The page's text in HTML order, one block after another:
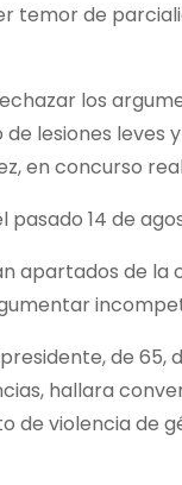
temor de
los
lesiones
en concurso
14 de
apartados de la
de
hallara
de violencia de